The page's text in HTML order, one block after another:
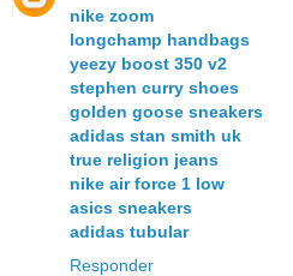
nike zoom
longchamp handbags
yeezy boost 350 v2
stephen curry shoes
golden goose sneakers
adidas stan smith uk
true religion jeans
nike air force 1 low
asics sneakers
adidas tubular
Responder